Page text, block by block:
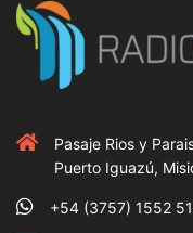
Pasaje Rios y
Puerto Iguazú,
+54 (3757) 1552